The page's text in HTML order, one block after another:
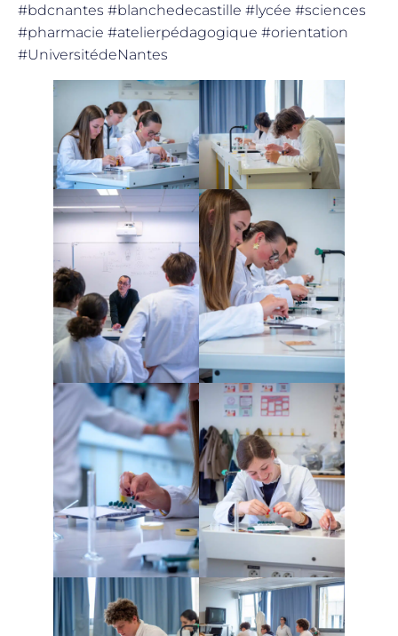
#bdcnantes #blanchedecastille #lycée #sciences
#pharmacie #atelierpédagogique #orientation
#UniversitédeNantes